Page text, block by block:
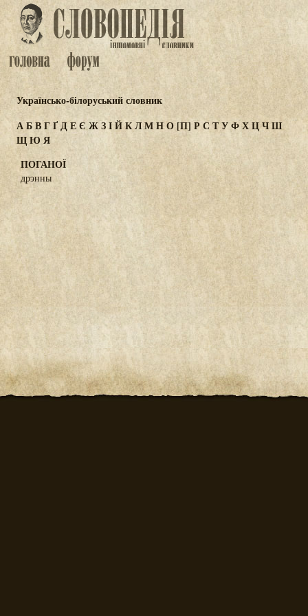
Українсько-білоруський словник
АБВГҐДЕЄ ЖЗІЙКЛМНО[П] Р С ТУФХЦЧШ
ЩЮ Я
ПОГАНОЇ
дрэнны